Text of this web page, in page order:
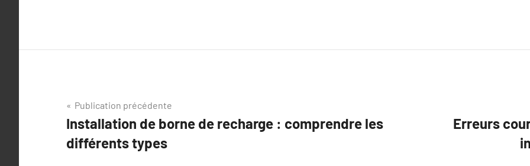
Navigation
de
l’article
Publication précédente
Installation de borne de recharge : comprendre les
différents types
Erreurs